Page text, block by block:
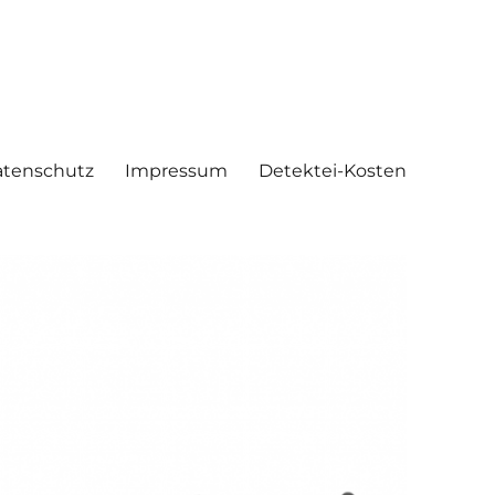
Impressum Detektei-Kosten